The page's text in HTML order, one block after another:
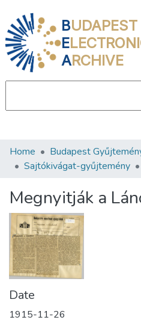
BUDAPEST
E
ARCHIVE
Communities & Collections
Statistics
About us
Home Budapest
Sajtókivágat-gyűjtemény
Megnyitják a
Date
1915-11-26